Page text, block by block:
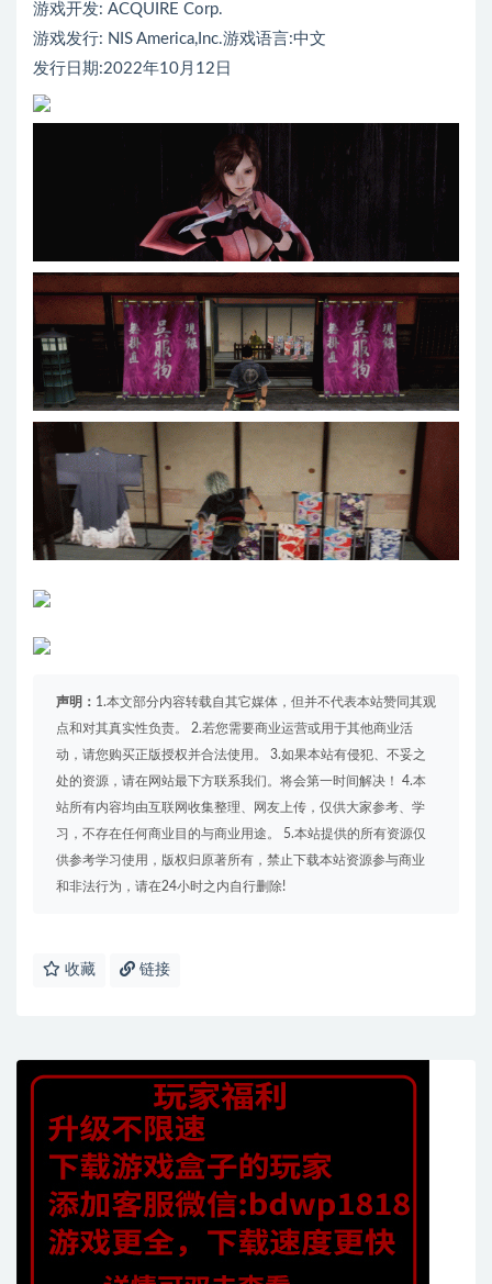
游戏开发: ACQUIRE Corp.
游戏发行: NIS America,Inc.游戏语言:中文
发行日期:2022年10月12日
声明： 1.本文部分内容转载自其它媒体，但并不代表本站赞同其观
点和对其真实性负责。 2.若您需要商业运营或用于其他商业活
动，请您购买正版授权并合法使用。 3.如果本站有侵犯、不妥之
处的资源，请在网站最下方联系我们。将会第一时间解决！ 4.本
站所有内容均由互联网收集整理、网友上传，仅供大家参考、学
习，不存在任何商业目的与商业用途。 5.本站提供的所有资源仅
供参考学习使用，版权归原著所有，禁止下载本站资源参与商业
和非法行为，请在24小时之内自行删除!
收藏 链接